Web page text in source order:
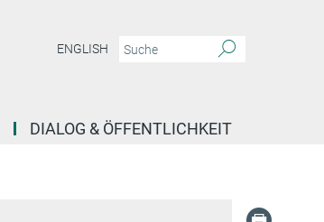
ENGLISH
DIALOG & ÖFFENTLICHKEIT